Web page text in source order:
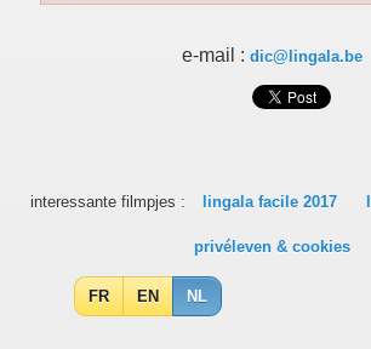
e-mail : dic@lingala.be
interessante filmpjes : lingala facile 2017
privéleven & cookies
FR EN NL